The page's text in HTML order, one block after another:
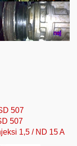
507
507
1,5 / ND 15 A